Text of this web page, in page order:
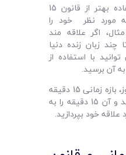
در گام اول و برای استفاده بهتر از قانون 15
مورد نظر خود را
اگر علاقه مند
زبان زنده دنیا
با استفاده از
شما می توانید در طول روز، بازه زمانی 15 دقیقه
ای برای خود مشخص کنید و آن 15 دقیقه را به
خود بپردازید.